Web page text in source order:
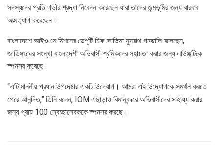
সদস্যদের প্রতি গভীর শ্রদ্ধা নিবেদন করেছেন যারা তাদের জন্মভূমির জন্য বারবার
আত্মত্যাগ করেছেন।
বাংলাদেশে আইওএম মিশনের ডেপুটি চিফ ফাতিমা নুসরাথ গাজ্জালি বলেছেন,
জাতিসংঘের সংস্থা বাংলাদেশী অভিবাসী শ্রমিকদের সহায়তা করার জন্য লাউঞ্জটিকে
স্পনসর করেছে।
“এটি মাননীয় প্রধান উপদেষ্টার একটি উদ্যোগ। আমরা এই উদ্যোগকে সমর্থন করতে
পেরে আনন্দিত,” তিনি বলেন, IOM এছাড়াও বিমানবন্দরে অভিবাসীদের সাহায্য করার
জন্য প্রায় 100 স্বেচ্ছাসেবককে স্পনসর করছে।